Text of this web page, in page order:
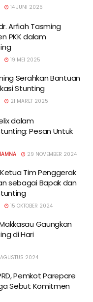
14 JUNI 2025
Arfiah Tasming
PKK dalam
19 MEI 2025
Serahkan Bantuan
Stunting
21 MARET 2025
dalam
Pesan Untuk
29 NOVEMBER 2024
Tim Penggerak
sebagai Bapak dan
15 OKTOBER 2024
Gaungkan
di Hari
AGUSTUS 2024
Pemkot Parepare
Sebut Komitmen